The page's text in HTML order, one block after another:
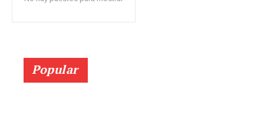
Popular